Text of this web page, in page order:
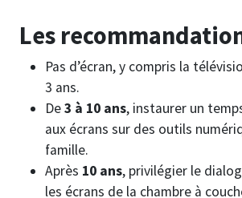
Les
Pas d’écran, y compris la
3 ans.
De3 à 10 ans, instaurer un
aux écrans sur des outils
famille.
Après 10 ans, privilégier le
les écrans de la chambre à